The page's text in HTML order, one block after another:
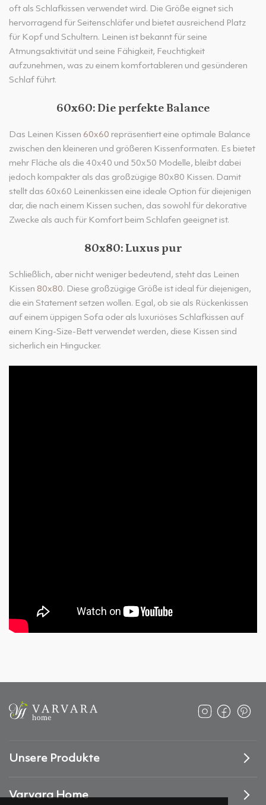
oft als Schlafkissen verwendet wird. Die Größe eignet sich
hervorragend für Seitenschläfer und bietet ausreichend Platz
für Kopf und Schultern. Leinen ist bekannt für seine
Atmungsaktivität und seine Fähigkeit, Feuchtigkeit
aufzunehmen, was zu einem komfortableren und gesünderen
Schlaf führt.
60x60: Die perfekte Balance
Das Leinen Kissen 60x60 repräsentiert eine optimale Balance
zwischen den kleineren und größeren Kissenformaten. Es bietet
mehr Fläche als die 40x40 und 50x50 Modelle, bleibt dabei
jedoch kompakter als das großzügige 80x80 Kissen. Damit
stellt das 60x60 Leinenkissen eine ideale Option für diejenigen
dar, die nach einem Kissen suchen, das sowohl für dekorative
Zwecke als auch für Komfort beim Schlafen geeignet ist.
80x80: Luxus pur
Schließlich, aber nicht weniger bedeutend, steht das Leinen
Kissen 80x80. Diese großzügige Größe ist ideal für diejenigen,
die ein Statement setzen wollen. Egal, ob sie als Rückenkissen
auf einem üppigen Sofa oder als luxuriöses Schlafkissen auf
einem King-Size-Bett verwendet werden, diese Kissen sind
sicherlich ein Hingucker.
Unsere Produkte
Varvara Home